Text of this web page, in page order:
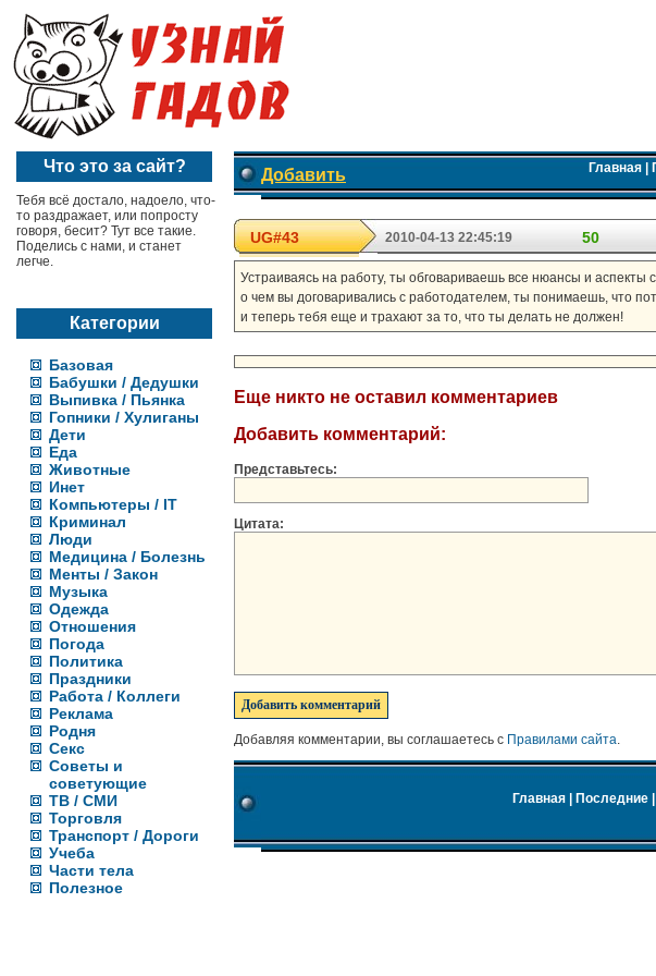
Что это за сайт?
Тебя всё достало, надоело, что-
то раздражает, или попросту
говоря, бесит? Тут все такие.
Поделись с нами, и станет
легче.
Категории
Базовая
Бабушки / Дедушки
Выпивка / Пьянка
Гопники / Хулиганы
Дети
Еда
Животные
Инет
Компьютеры / IT
Криминал
Люди
Медицина / Болезнь
Менты / Закон
Музыка
Одежда
Отношения
Погода
Политика
Праздники
Работа / Коллеги
Реклама
Родня
Секс
Советы и
советующие
ТВ / СМИ
Торговля
Транспорт / Дороги
Учеба
Части тела
Полезное
Добавить Главная|
UG#43 2010-04-13 22:45:19 50
Устраиваясь на работу, ты обговариваешь все нюансы и аспекты
о чем вы договаривались с работодателем, ты понимаешь, что
и теперь тебя еще и трахают за то, что ты делать не должен!
Еще никто не оставил комментариев
Добавить комментарий:
Представьтесь:
Цитата:
Добавляя комментарии, вы соглашаетесь с Правилами сайта.
Главная Последние